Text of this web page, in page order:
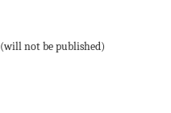
(will not be published)